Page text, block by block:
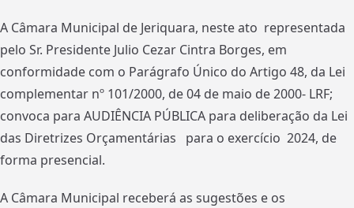
A Câmara Municipal de Jeriquara, neste ato representada
pelo Sr. Presidente Julio Cezar Cintra Borges, em
conformidade com o Parágrafo Único do Artigo 48, da Lei
complementar nº 101/2000, de 04 de maio de 2000- LRF;
convoca para AUDIÊNCIA PÚBLICA para deliberação da Lei
das Diretrizes Orçamentárias para o exercício 2024, de
forma presencial.
A Câmara Municipal receberá as sugestões e os